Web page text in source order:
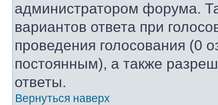
администратором форума.
вариантов ответа при
проведения голосования (0
постоянным), а также
ответы.
Вернуться наверх